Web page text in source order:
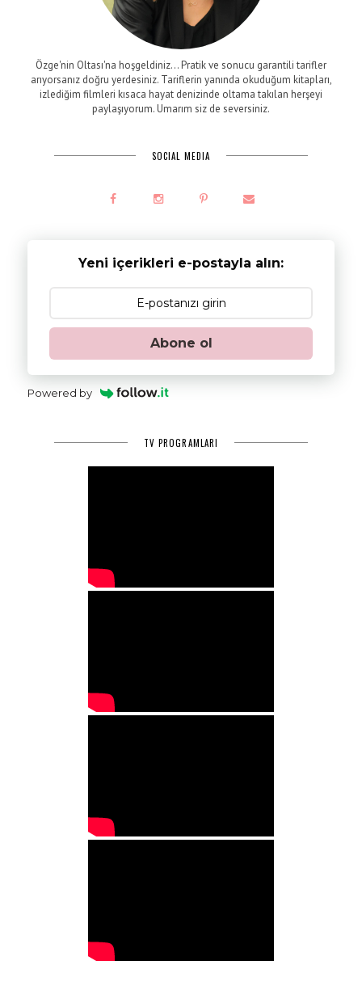
Özge'nin Oltası'na hoşgeldiniz... Pratik ve sonucu garantili tarifler
arıyorsanız doğru yerdesiniz. Tariflerin yanında okuduğum kitapları,
izlediğim filmleri kısaca hayat denizinde oltama takılan herşeyi
paylaşıyorum. Umarım siz de seversiniz.
SOCIAL MEDIA
Yeni içerikleri e-postayla alın:
Abone ol
Powered by
TV PROGRAMLARI